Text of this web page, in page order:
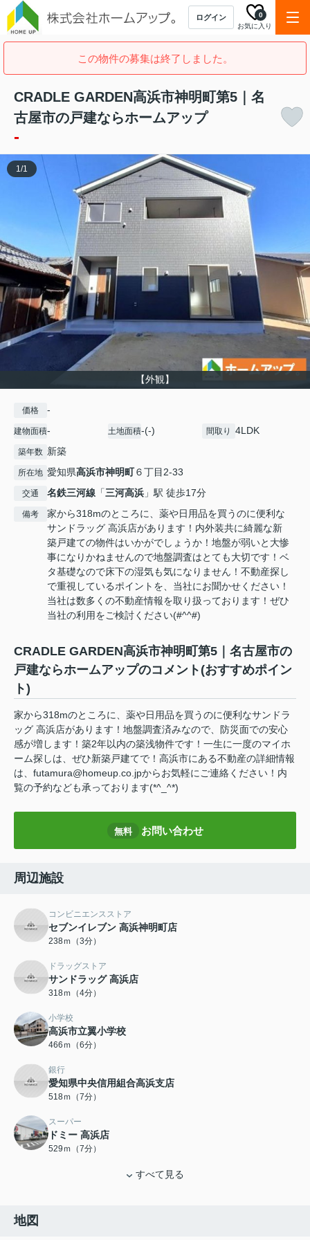
ログイン
お気に入り
0
この物件の募集は終了しました。
CRADLE GARDEN高浜市神明町第5｜名
古屋市の戸建ならホームアップ
-
【外観】
1/1
価格 -
建物面積- 土地面積-(-) 間取り 4LDK
築年数 新築
所在地 愛知県高浜市神明町６丁目2-33
交通 名鉄三河線 「三河高浜 」駅 徒歩17分
備考
家から318mのところに、薬や日用品を買うのに便利な
サンドラッグ 高浜店があります！内外装共に綺麗な新
築戸建ての物件はいかがでしょうか！地盤が弱いと大惨
事になりかねませんので地盤調査はとても大切です！ベ
タ基礎なので床下の湿気も気になりません！不動産探し
で重視しているポイントを、当社にお聞かせください！
当社は数多くの不動産情報を取り扱っております！ぜひ
当社の利用をご検討ください(#^^#)
CRADLE GARDEN高浜市神明町第5｜名古屋市の
戸建ならホームアップのコメント(おすすめポイン
ト)
家から318mのところに、薬や日用品を買うのに便利なサンドラ
ッグ 高浜店があります！地盤調査済みなので、防災面での安心
感が増します！築2年以内の築浅物件です！一生に一度のマイホ
ーム探しは、ぜひ新築戸建てで！高浜市にある不動産の詳細情報
は、futamura@homeup.co.jpからお気軽にご連絡ください！内
覧の予約なども承っております(*^_^*)
無料 お問い合わせ
周辺施設
コンビニエンスストア
セブンイレブン 高浜神明町店
238ｍ（3分）
ドラッグストア
サンドラッグ 高浜店
318ｍ（4分）
小学校
高浜市立翼小学校
466ｍ（6分）
銀行
愛知県中央信用組合高浜支店
518ｍ（7分）
スーパー
ドミー 高浜店
529ｍ（7分）
すべて見る
地図